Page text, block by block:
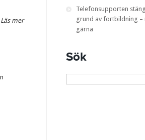
mer
Telefonsupporten
grund av fortbildning –
gärna
Sök
Sök
efter: